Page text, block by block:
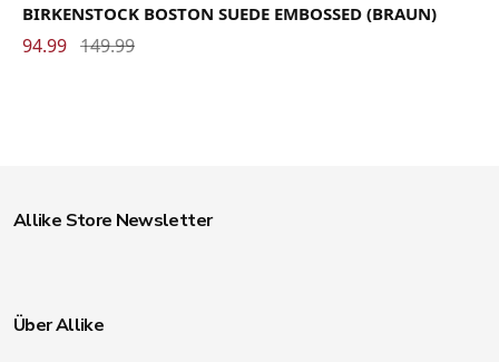
BIRKENSTOCK BOSTON SUEDE EMBOSSED (BRAUN)
94.99 149.99
Allike Store Newsletter
Über Allike